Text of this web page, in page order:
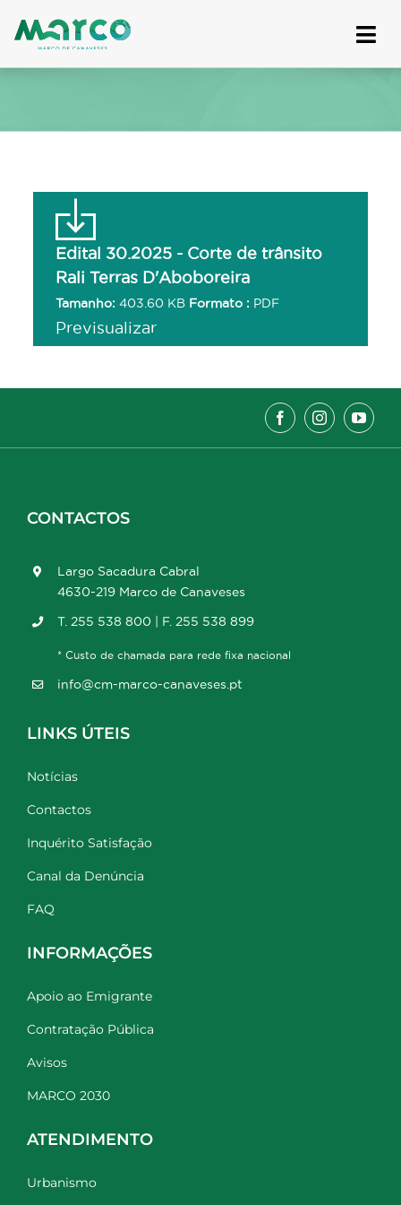
to
Edital 30.2025 - Corte de trânsito
Rali Terras D'Aboboreira
Tamanho: 403.60 KB Formato : PDF
Previsualizar
CONTACTOS
Largo Sacadura Cabral
4630-219 Marco de Canaveses
T. 255 538 800 | F. 255 538 899
* Custo de chamada para rede fixa nacional
info@cm-marco-canaveses.pt
LINKS ÚTEIS
Notícias
Contactos
Inquérito Satisfação
Canal da Denúncia
FAQ
INFORMAÇÕES
Apoio ao Emigrante
Contratação Pública
Avisos
MARCO 2030
ATENDIMENTO
Urbanismo